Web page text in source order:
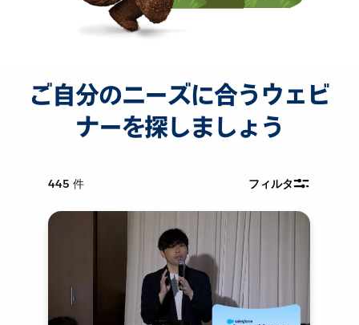
ご自分のニーズに合うウェビ
ナーを探しましょう
445 件 フィルタ